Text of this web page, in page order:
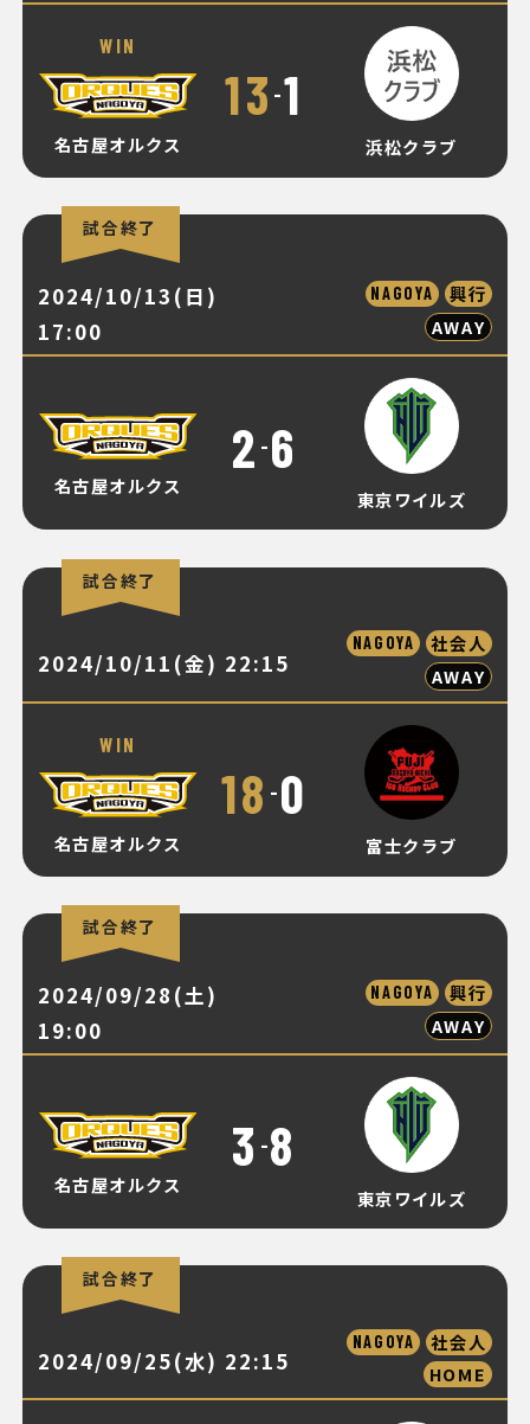
WIN
名古屋オルクス
13 -1
浜松クラブ
試合終了
2024/10/13(日)
17:00
NAGOYA
興行
AWAY
名古屋オルクス
2 - 6
東京ワイルズ
試合終了
2024/10/11(金) 22:15
NAGOYA
社会人
AWAY
WIN
名古屋オルクス
18 - 0
富士クラブ
試合終了
2024/09/28(土)
19:00
NAGOYA
興行
AWAY
名古屋オルクス
3 -8
東京ワイルズ
試合終了
2024/09/25(水) 22:15
NAGOYA
社会人
HOME